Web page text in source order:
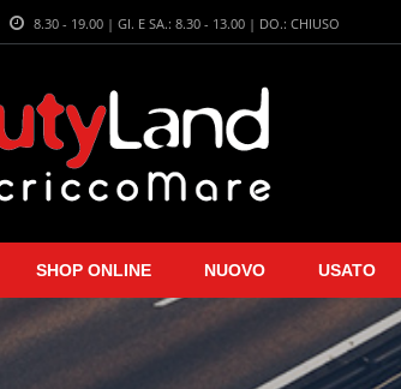
8.30 - 19.00 | GI. E SA.: 8.30 - 13.00 | DO.: CHIUSO
SHOP ONLINE NUOVO USATO